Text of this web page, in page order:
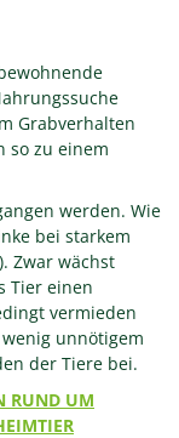
Grabverhalten
so zu einem
werden. Wie
bei starkem
Zwar wächst
Tier einen
vermieden
unnötigem
der Tiere bei.
RUND UM